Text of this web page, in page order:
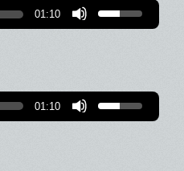
01:10
01:10